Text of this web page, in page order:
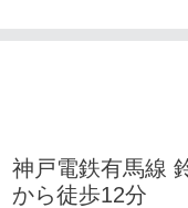
神戸電鉄有馬線
から徒歩12分